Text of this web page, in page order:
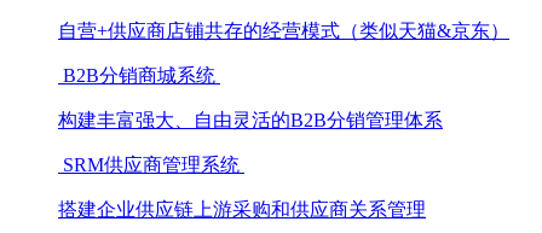
自营+供应商店铺共存的经营模式（类似天猫&京东）
B2B分销商城系统
构建丰富强大、自由灵活的B2B分销管理体系
SRM供应商管理系统
搭建企业供应链上游采购和供应商关系管理